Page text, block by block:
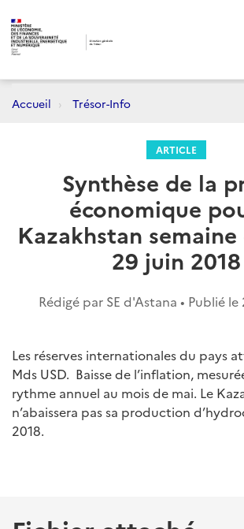
Accueil Trésor-Info
ARTICLE
Synthèse de la
économique
Kazakhstan
29 juin 2018
Rédigé par SE d'Astana • Publié le
Les réserves internationales du pays
Mds USD. Baisse de l’inflation,
rythme annuel au mois de mai. Le
n’abaissera pas sa production
2018.